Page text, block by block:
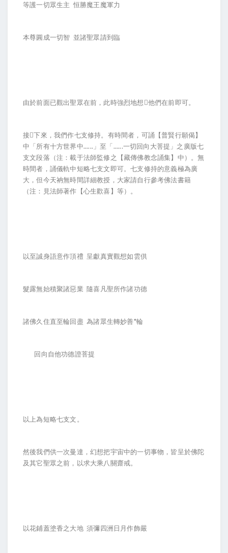
等護一切眾生主 恒勝魔王魔軍力
本尊圓成一切智 並諸聖眾請到臨
由於前面已觀出聖眾在前，此時強烈地想他們在前即可。
接下來，我們作七支修持。有時間者，可誦【普賢行願偈】
中「所有十方世界中......」至「......一切回向大菩提」之廣版七
支文段落（注：載于法師監修之【藏傳佛教念誦集】中）。無
時間者，誦儀軌中短略七支文即可。七支修持的意義極為廣
大，但今天衲無時間詳細教授，大家請自行參考佛法書籍
（注：見法師著作【心生歡喜】等）。
以至誠身語意作頂禮 呈獻真實觀想如雲供
髮露無始積聚諸惡業 隨喜凡聖所作諸功德
諸佛久住直至輪回盡 為諸眾生轉妙善*輪
回向自他功德證菩提
以上為短略七支文。
然後我們供一次曼達，幻想把宇宙中的一切事物，皆呈於佛陀
及其它聖眾之前，以求大乘八關齋戒。
以花鋪蓋塗香之大地 須彌四洲日月作飾嚴